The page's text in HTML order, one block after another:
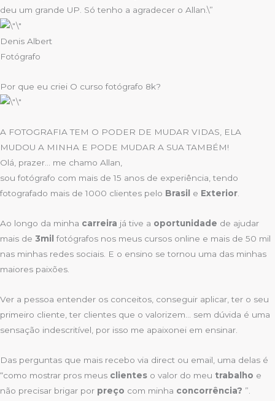
deu um grande UP. Só tenho a agradecer o Allan.\”
Denis Albert
Fotógrafo
Por que eu criei O curso fotógrafo 8k?
A FOTOGRAFIA TEM O PODER DE MUDAR VIDAS, ELA
MUDOU A MINHA E PODE MUDAR A SUA TAMBÉM!
Olá, prazer… me chamo Allan,
sou fotógrafo com mais de 15 anos de experiência, tendo
fotografado mais de 1000 clientes pelo Brasil e Exterior.
Ao longo da minha carreira já tive a oportunidade de ajudar
mais de 3mil fotógrafos nos meus cursos online e mais de 50 mil
nas minhas redes sociais. E o ensino se tornou uma das minhas
maiores paixões.
Ver a pessoa entender os conceitos, conseguir aplicar, ter o seu
primeiro cliente, ter clientes que o valorizem… sem dúvida é uma
sensação indescritível, por isso me apaixonei em ensinar.
Das perguntas que mais recebo via direct ou email, uma delas é
“como mostrar pros meus clientes o valor do meu trabalho e
não precisar brigar por preço com minha concorrência? ”.